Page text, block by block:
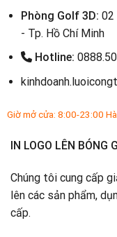
Phòng Golf 3D:02
- Tp. Hồ Chí Minh
Hotline:
Giờ mở cửa: 8:00-23:00
IN LOGO LÊN
Chúng tôi cung cấp
lên các sản phẩm,
cấp.